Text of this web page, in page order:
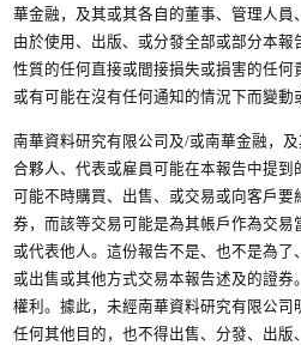
華金融，及其或其各自的董事、管理人員
由於使用、出版、或分發全部或部分本報
性質的任何直接或間接損失或損害的任何
或有可能在沒有任何通知的情況下而變動
南華資料研究有限公司及/或南華金融，
合夥人、代表或雇員可能在本報告中提到
可能不時購買、出售、或交易或向客戶
券，而該等交易可能是為其帳戶作為交易
或代表他人。這份報告不是、也不是為了
或出售或其他方式交易本報告述及的證券
權利。據此，未經南華資料研究有限公司
任何其他目的，也不得出售、分發、出版